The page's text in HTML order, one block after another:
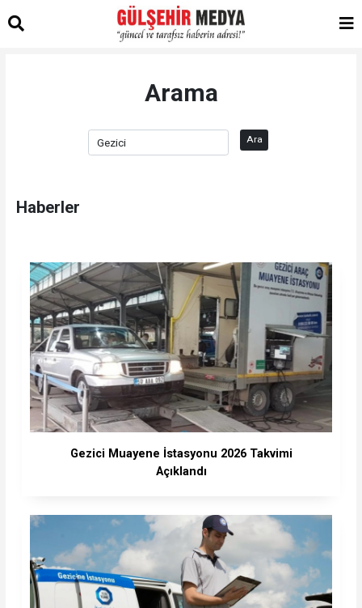
Arama
Ara
Haberler
Gezici Muayene İstasyonu 2026 Takvimi
Açıklandı